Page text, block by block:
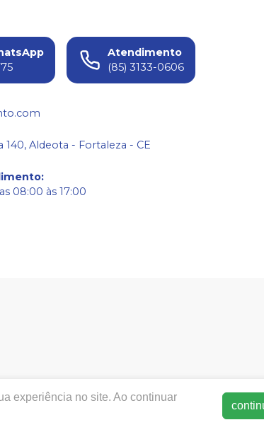
Atendimento
(85) 3133-0606
140, Aldeota - Fortaleza - CE
:
08:00 às 17:00
| Med-donto Comércio de
de Funcionamento ANVISA -
e Segurança - Fotos meramente
experiência no site. Ao continuar